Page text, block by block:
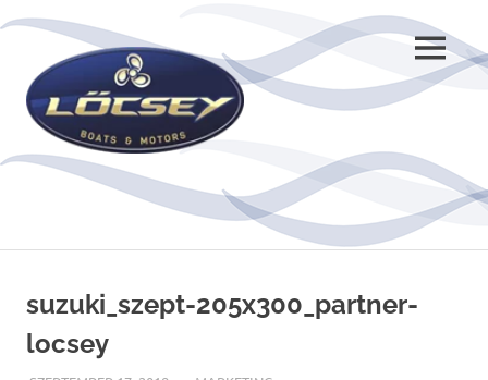
content
MENU
suzuki_szept-205x300_partner-
locsey